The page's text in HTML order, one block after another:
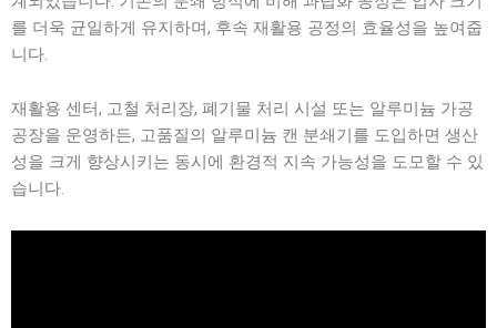
를 더욱 균일하게 유지하며, 후속 재활용 공정의 효율성을 높여줍
니다.
재활용 센터, 고철 처리장, 폐기물 처리 시설 또는 알루미늄 가공
공장을 운영하든, 고품질의 알루미늄 캔 분쇄기를 도입하면 생산
성을 크게 향상시키는 동시에 환경적 지속 가능성을 도모할 수 있
습니다.